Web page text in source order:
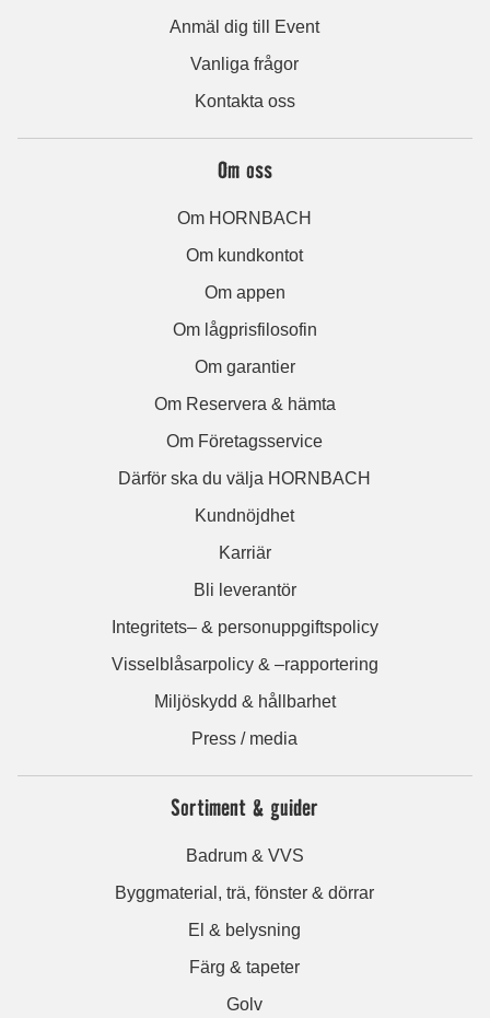
Anmäl dig till Event
Vanliga frågor
Kontakta oss
Om oss
Om HORNBACH
Om kundkontot
Om appen
Om lågprisfilosofin
Om garantier
Om Reservera & hämta
Om Företagsservice
Därför ska du välja HORNBACH
Kundnöjdhet
Karriär
Bli leverantör
Integritets– & personuppgiftspolicy
Visselblåsarpolicy & –rapportering
Miljöskydd & hållbarhet
Press / media
Sortiment & guider
Badrum & VVS
Byggmaterial, trä, fönster & dörrar
El & belysning
Färg & tapeter
Golv